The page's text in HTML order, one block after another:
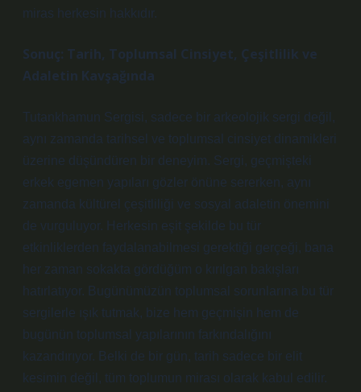
miras herkesin hakkıdır.
Sonuç: Tarih, Toplumsal Cinsiyet, Çeşitlilik ve
Adaletin Kavşağında
Tutankhamun Sergisi, sadece bir arkeolojik sergi değil,
aynı zamanda tarihsel ve toplumsal cinsiyet dinamikleri
üzerine düşündüren bir deneyim. Sergi, geçmişteki
erkek egemen yapıları gözler önüne sererken, aynı
zamanda kültürel çeşitliliği ve sosyal adaletin önemini
de vurguluyor. Herkesin eşit şekilde bu tür
etkinliklerden faydalanabilmesi gerektiği gerçeği, bana
her zaman sokakta gördüğüm o kırılgan bakışları
hatırlatıyor. Bugünümüzün toplumsal sorunlarına bu tür
sergilerle ışık tutmak, bize hem geçmişin hem de
bugünün toplumsal yapılarının farkındalığını
kazandırıyor. Belki de bir gün, tarih sadece bir elit
kesimin değil, tüm toplumun mirası olarak kabul edilir.